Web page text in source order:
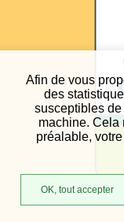
Afin de vous
des
susceptibles
machine. Cela
préalable,
OK, tout accepter